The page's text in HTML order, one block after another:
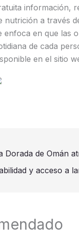
información,
nutrición a través
enfoca en que las
de cada
en el sitio
Dorada de Omán
y acceso a